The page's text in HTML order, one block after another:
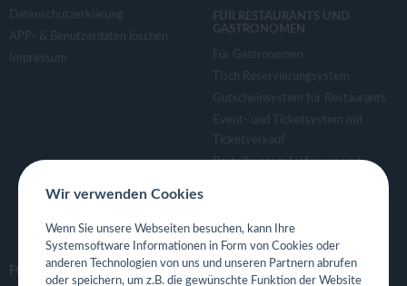
Datenschutzerklärung
APP- & Benutzerdaten löschen
Impressum
FÜR RESTAURANTS UND
GASTRONOMEN
Für Gastronomen
Tisch Reservierungsystem
Gutscheinsystem für Restaurants
Event- und Ticketsystem mit
Ticketverkauf
Bestellsystem Lieferung und
Eigene App für Restaurant
FOLGE UNS
Wir verwenden Cookies
Wenn Sie unsere Webseiten besuchen, kann Ihre
Systemsoftware Informationen in Form von Cookies oder
anderen Technologien von uns und unseren Partnern abrufen
oder speichern, um z.B. die gewünschte Funktion der Website